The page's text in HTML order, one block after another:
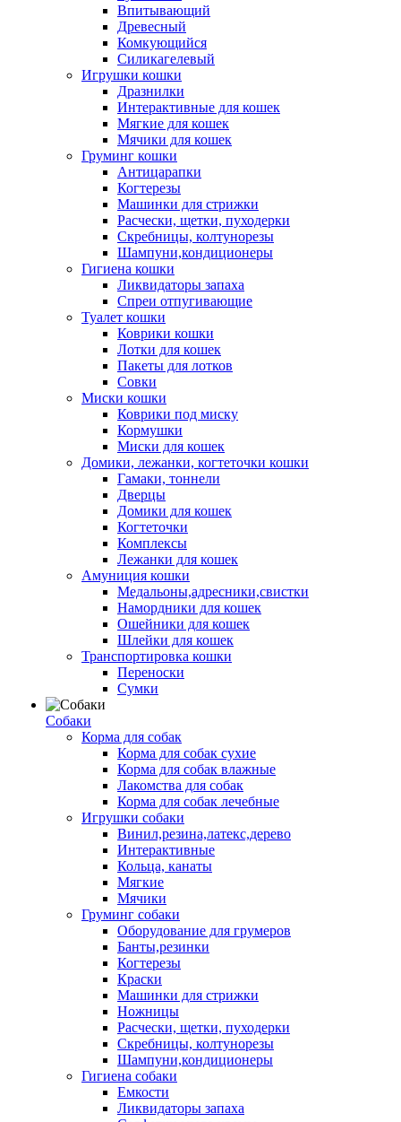
Впитывающий
Древесный
Комкующийся
Силикагелевый
Игрушки кошки
Дразнилки
Интерактивные для кошек
Мягкие для кошек
Мячики для кошек
Груминг кошки
Антицарапки
Когтерезы
Машинки для стрижки
Расчески, щетки, пуходерки
Скребницы, колтунорезы
Шампуни,кондиционеры
Гигиена кошки
Ликвидаторы запаха
Спреи отпугивающие
Туалет кошки
Коврики кошки
Лотки для кошек
Пакеты для лотков
Совки
Миски кошки
Коврики под миску
Кормушки
Миски для кошек
Домики, лежанки, когтеточки кошки
Гамаки, тоннели
Дверцы
Домики для кошек
Когтеточки
Комплексы
Лежанки для кошек
Амуниция кошки
Медальоны,адресники,свистки
Намордники для кошек
Ошейники для кошек
Шлейки для кошек
Транспортировка кошки
Переноски
Сумки
Собаки
Корма для собак
Корма для собак сухие
Корма для собак влажные
Лакомства для собак
Корма для собак лечебные
Игрушки собаки
Винил,резина,латекс,дерево
Интерактивные
Кольца, канаты
Мягкие
Мячики
Груминг собаки
Оборудование для грумеров
Банты,резинки
Когтерезы
Краски
Машинки для стрижки
Ножницы
Расчески, щетки, пуходерки
Скребницы, колтунорезы
Шампуни,кондиционеры
Гигиена собаки
Емкости
Ликвидаторы запаха